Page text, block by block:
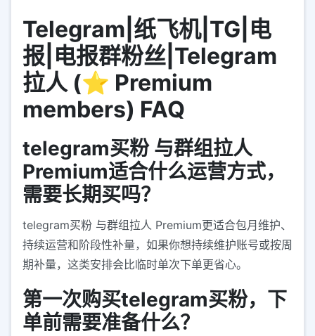
Telegram|纸飞机|TG|电
报|电报群粉丝|Telegram
拉人 (⭐ Premium
members) FAQ
telegram买粉 与群组拉人
Premium适合什么运营方式，
需要长期买吗？
telegram买粉 与群组拉人 Premium更适合包月维护、
持续运营和阶段性补量，如果你想持续维护账号或按周
期补量，这类安排会比临时单次下单更省心。
第一次购买telegram买粉，下
单前需要准备什么？